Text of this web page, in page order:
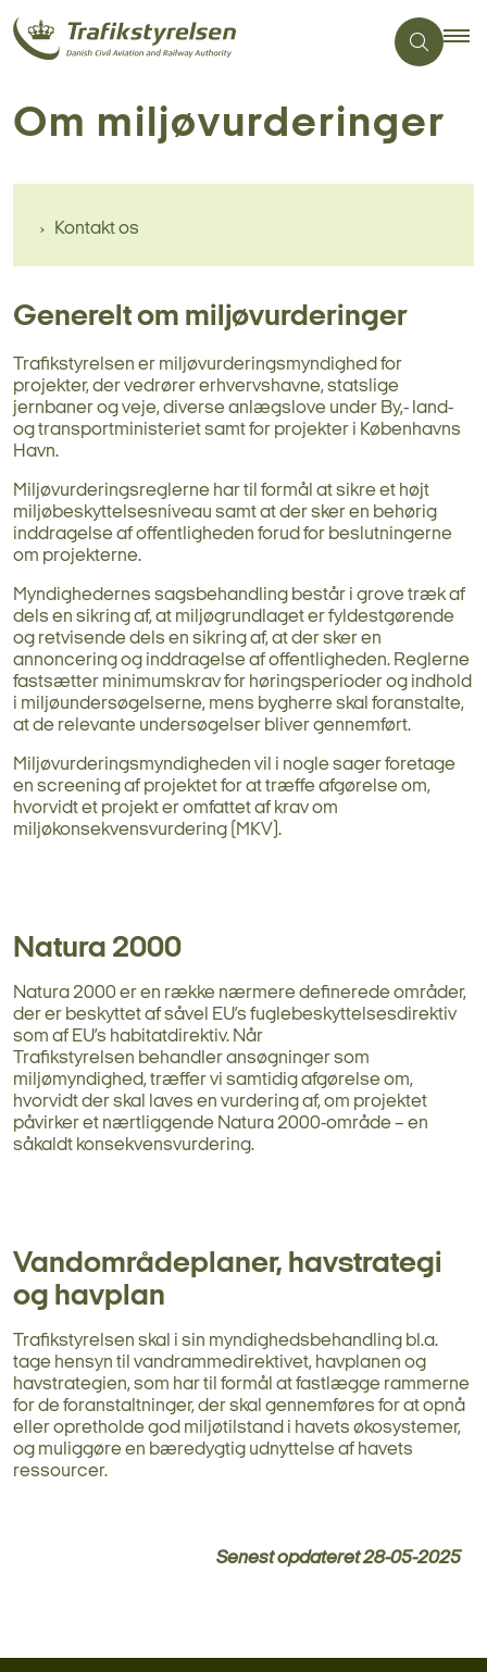
Om miljøvurderinger
Kontakt os
Generelt om miljøvurderinger
Trafikstyrelsen er miljøvurderingsmyndighed for
projekter, der vedrører erhvervshavne, statslige
jernbaner og veje, diverse anlægslove under By,- land-
og transportministeriet samt for projekter i Københavns
Havn.
Miljøvurderingsreglerne har til formål at sikreet højt
miljøbeskyttelsesniveau samt at der sker en behørig
inddragelse af offentligheden forud for beslutningerne
om projekterne.
Myndighedernes sagsbehandling består i grove træk af
dels en sikring af, at miljøgrundlaget er fyldestgørende
og retvisende dels en sikring af, at der sker en
annoncering og inddragelse af offentligheden. Reglerne
fastsætter minimumskrav for høringsperioder og indhold
i miljøundersøgelserne, mens bygherre skal foranstalte,
at de relevante undersøgelser bliver gennemført.
Miljøvurderingsmyndigheden vil i nogle sager foretage
en screening af projektet for at træffe afgørelse om,
hvorvidt et projekt er omfattet af krav om
miljøkonsekvensvurdering (MKV).
Natura 2000
Natura 2000 er en række nærmere definerede områder,
der er beskyttet af såvel EU’s fuglebeskyttelsesdirektiv
som af EU’s habitatdirektiv. Når
Trafikstyrelsen behandler ansøgninger som
miljømyndighed, træffer vi samtidig afgørelse om,
hvorvidt der skal laves en vurdering af, om projektet
påvirker et nærtliggende Natura 2000-område – en
såkaldt konsekvensvurdering.
Vandområdeplaner, havstrategi
og havplan
Trafikstyrelsen skal i sin myndighedsbehandling bl.a.
tage hensyn til vandrammedirektivet, havplanen og
havstrategien, som har til formål at fastlægge rammerne
for de foranstaltninger, der skal gennemføres for at opnå
eller opretholde god miljøtilstand i havets økosystemer,
og muliggøre en bæredygtig udnyttelse af havets
ressourcer.
Senest opdateret28-05-2025